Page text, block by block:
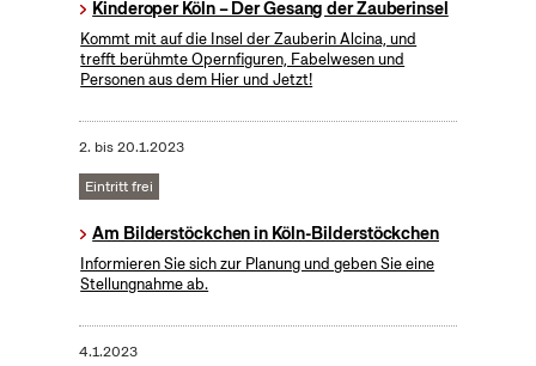
Kinderoper Köln – Der Gesang der Zauberinsel
Kommt mit auf die Insel der Zauberin Alcina, und
trefft berühmte Opernfiguren, Fabelwesen und
Personen aus dem Hier und Jetzt!
2. bis20.1.2023
Eintritt frei
Am Bilderstöckchen in Köln-Bilderstöckchen
Informieren Sie sich zur Planung und geben Sie eine
Stellungnahme ab.
4.1.2023